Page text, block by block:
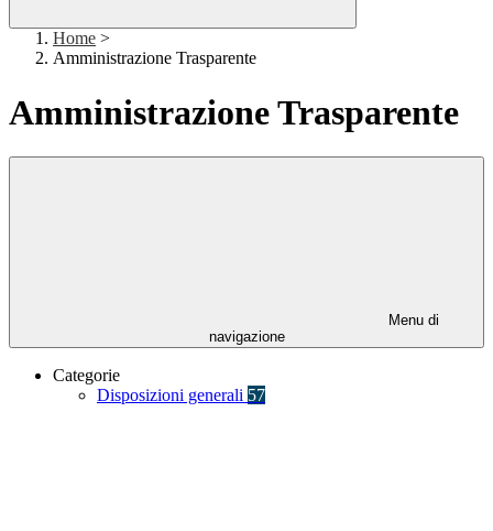
Home >
Amministrazione Trasparente
Amministrazione Trasparente
Menu di
navigazione
Categorie
Disposizioni generali 57